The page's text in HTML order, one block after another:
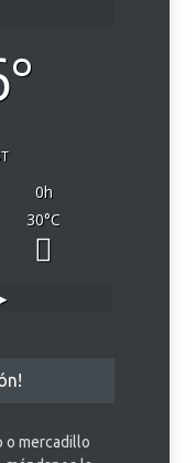
0h
30°C
o mercadillo